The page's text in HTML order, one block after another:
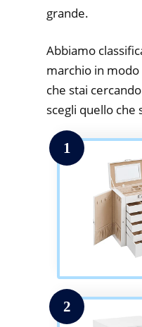
grande.
Abbiamo
marchio in
che stai
scegli quello che
1
2